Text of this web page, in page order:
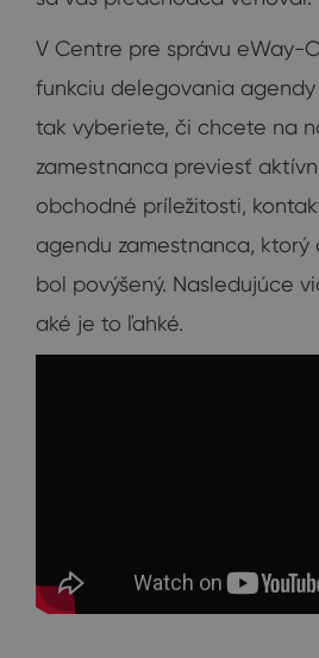
V Centre pre správu eWay-
funkciu delegovania agendy
tak vyberiete, či chcete na
zamestnanca previesť
obchodné príležitosti,
agendu zamestnanca, ktorý
bol povýšený. Nasledujúce
aké je to ľahké.